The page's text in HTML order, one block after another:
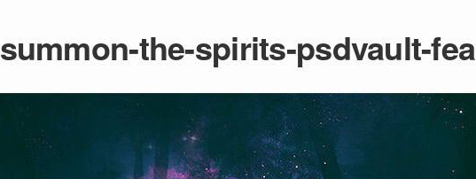
summon-the-spirits-psdvault-fea